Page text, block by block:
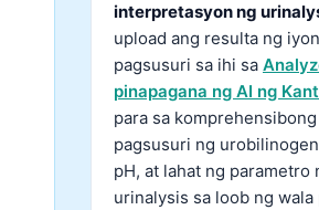
interpretasyon ng
upload ang resulta ng
pagsusuri sa ihi sa
pinapagana ng AI ng
para sa komprehensibong
pagsusuri ng
pH, at lahat ng parametro
urinalysis sa loob ng wala